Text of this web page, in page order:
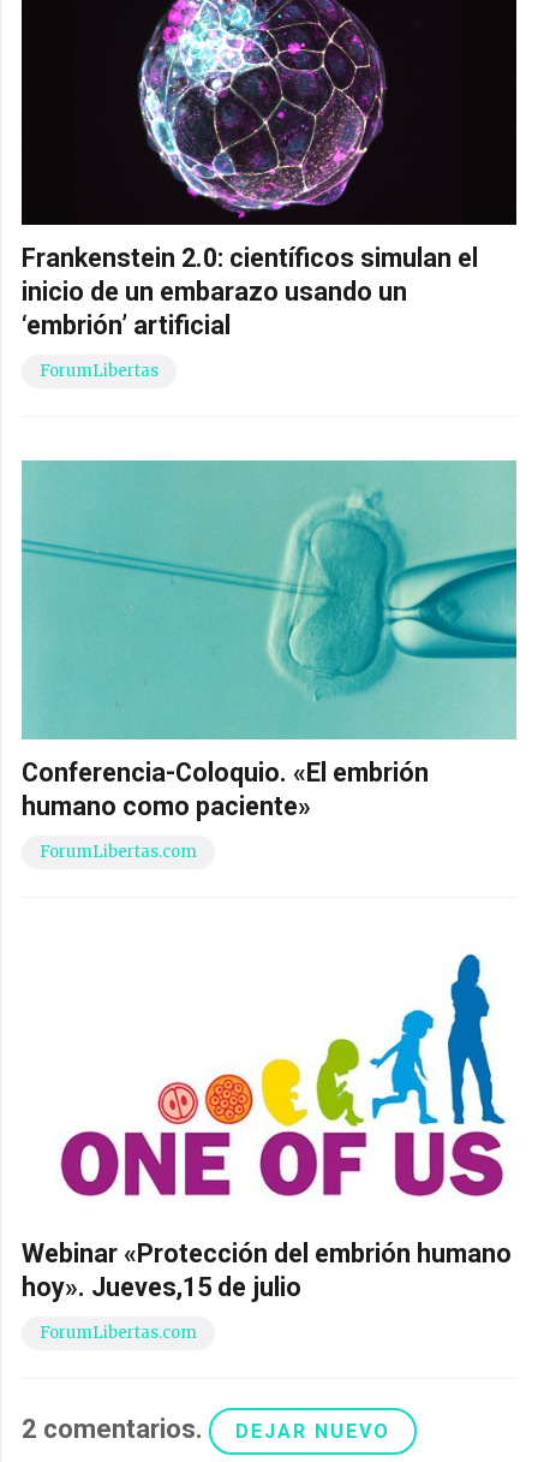
Frankenstein 2.0: científicos simulan el
inicio de un embarazo usando un
‘embrión’ artificial
ForumLibertas
Conferencia-Coloquio. «El embrión
humano como paciente»
ForumLibertas.com
Webinar «Protección del embrión humano
hoy». Jueves,15 de julio
ForumLibertas.com
2 comentarios. DEJAR NUEVO